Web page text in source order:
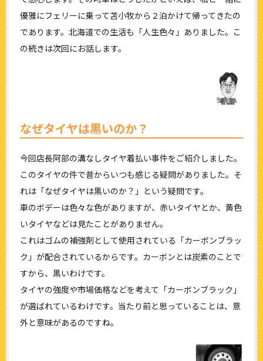
優雅にフェリーに乗って苫小牧から２泊かけて帰ってきたの
であります。北海道での生活も「人生色々」ありました。こ
の続きは次回にお話します。
なぜタイヤは黒いのか？
今回店長阿部の溝なしタイヤ着払い事件をご紹介しました。
このタイヤの件で昔からいつも感じる疑問がありました。そ
れは「なぜタイヤは黒いのか？」という疑問です。
車のボデーは色々な色がありますが、赤いタイヤとか、黄色
いタイヤなどは見たことがありません。
これはゴムの補強剤として使用されている「カーボンブラッ
ク」が配合されているからです。カーボンとは炭素のことで
すから、黒いわけです。
タイヤの強度や市場価格などを考えて「カーボンブラック」
が選ばれているわけです。当たり前と思っていることは、意
外と意味があるのですね。